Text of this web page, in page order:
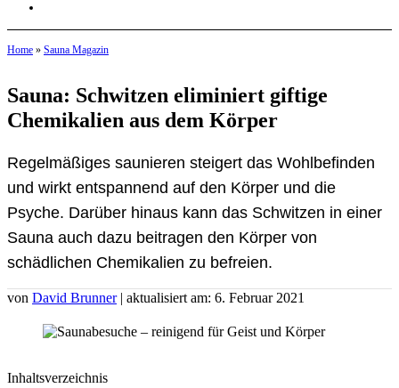
Home » Sauna Magazin
Sauna: Schwitzen eliminiert giftige
Chemikalien aus dem Körper
Regelmäßiges saunieren steigert das Wohlbefinden
und wirkt entspannend auf den Körper und die
Psyche. Darüber hinaus kann das Schwitzen in einer
Sauna auch dazu beitragen den Körper von
schädlichen Chemikalien zu befreien.
von David Brunner | aktualisiert am: 6. Februar 2021
Inhaltsverzeichnis